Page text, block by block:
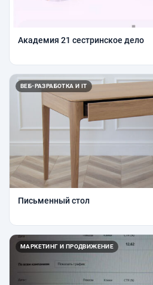
Академия 21 сестринское дело
ВЕБ-РАЗРАБОТКА И IT
Письменный стол
МАРКЕТИНГ И ПРОДВИЖЕНИЕ